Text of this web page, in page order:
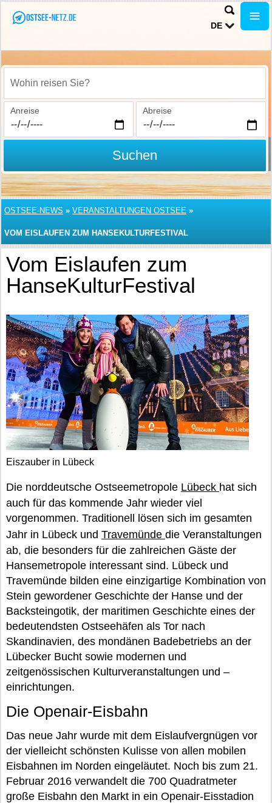
DE
Wohin reisen Sie?
Anreise Abreise
Suchen
OSTSEE-NEWS » VERANSTALTUNGEN OSTSEE »
VOM EISLAUFEN ZUM HANSEKULTURFESTIVAL
Vom Eislaufen zum
HanseKulturFestival
Eiszauber in Lübeck
Die norddeutsche Ostseemetropole Lübeck hat sich
auch für das kommende Jahr wieder viel
vorgenommen. Traditionell lösen sich im gesamten
Jahr in Lübeck und Travemünde die Veranstaltungen
ab, die besonders für die zahlreichen Gäste der
Hansemetropole interessant sind. Lübeck und
Travemünde bilden eine einzigartige Kombination von
Stein gewordener Geschichte der Hanse und der
Backsteingotik, der maritimen Geschichte eines der
bedeutendsten Ostseehäfen als Tor nach
Skandinavien, des mondänen Badebetriebs an der
Lübecker Bucht sowie modernen und
zeitgenössischen Kulturveranstaltungen und –
einrichtungen.
Die Openair-Eisbahn
Das neue Jahr wurde mit dem Eislaufvergnügen vor
der vielleicht schönsten Kulisse von allen mobilen
Eisbahnen im Norden eingeläutet. Noch bis zum 21.
Februar 2016 verwandelt die 700 Quadratmeter
große Eisbahn den Markt in ein Openair-Eisstadion